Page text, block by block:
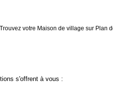
votre Maison de village sur Plan
s'offrent à vous :